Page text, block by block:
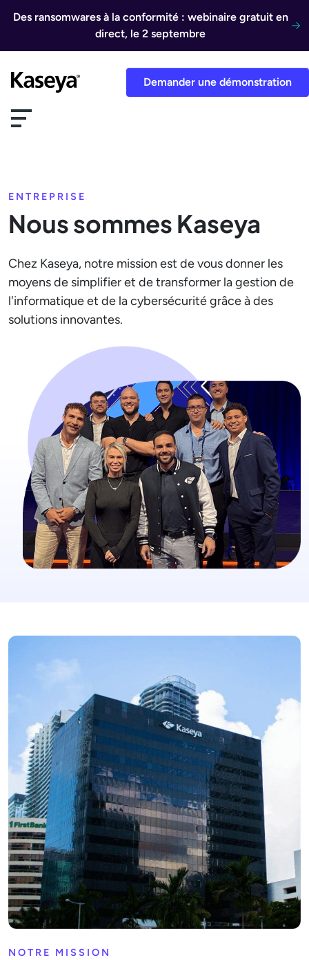
Des ransomwares à la conformité : webinaire gratuit en
direct, le 2 septembre
Demander une démonstration
ENTREPRISE
Nous sommes Kaseya
Chez Kaseya, notre mission est de vous donner les
moyens de simplifier et de transformer la gestion de
l'informatique et de la cybersécurité grâce à des
solutions innovantes.
NOTRE MISSION